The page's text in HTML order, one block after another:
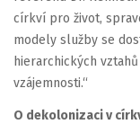
církví pro život,
modely služby se
hierarchických
vzájemnosti.“
O dekolonizaci v